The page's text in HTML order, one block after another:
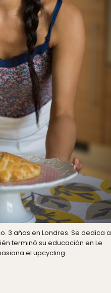
3 años en Londres. Se dedica a
terminó su educación en Le
el upcycling.